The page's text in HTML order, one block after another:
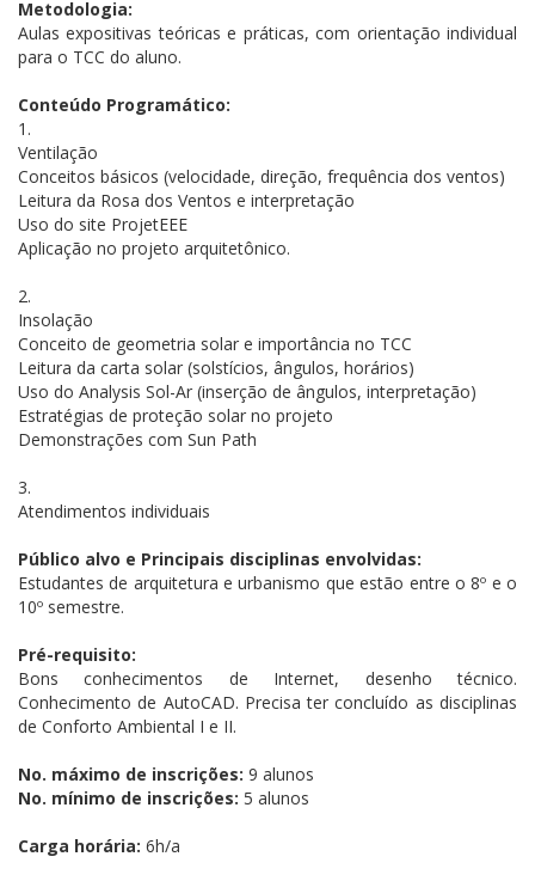
Metodologia:
Aulas expositivas teóricas e práticas, com orientação individual
para o TCC do aluno.
Conteúdo Programático:
1.
Ventilação
Conceitos básicos (velocidade, direção, frequência dos ventos)
Leitura da Rosa dos Ventos e interpretação
Uso do site ProjetEEE
Aplicação no projeto arquitetônico.
2.
Insolação
Conceito de geometria solar e importância no TCC
Leitura da carta solar (solstícios, ângulos, horários)
Uso do Analysis Sol-Ar (inserção de ângulos, interpretação)
Estratégias de proteção solar no projeto
Demonstrações com Sun Path
3.
Atendimentos individuais
Público alvo e Principais disciplinas envolvidas:
Estudantes de arquitetura e urbanismo que estão entre o 8º e o
10º semestre.
Pré-requisito:
Bons conhecimentos de Internet, desenho técnico.
Conhecimento de AutoCAD. Precisa ter concluído as disciplinas
de Conforto Ambiental I e II.
No. máximo de inscrições: 9 alunos
No. mínimo de inscrições: 5 alunos
Carga horária: 6h/a